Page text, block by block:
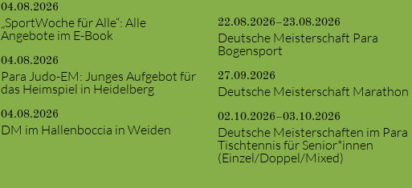
04.08.2026
„SportWoche für Alle“: Alle
Angebote im E-Book
04.08.2026
Para Judo-EM: Junges Aufgebot für
das Heimspiel in Heidelberg
04.08.2026
DM im Hallenboccia in Weiden
22.08.2026–23.08.2026
Deutsche Meisterschaft Para
Bogensport
27.09.2026
Deutsche Meisterschaft Marathon
02.10.2026–03.10.2026
Deutsche Meisterschaften im Para
Tischtennis für Senior*innen
(Einzel/Doppel/Mixed)